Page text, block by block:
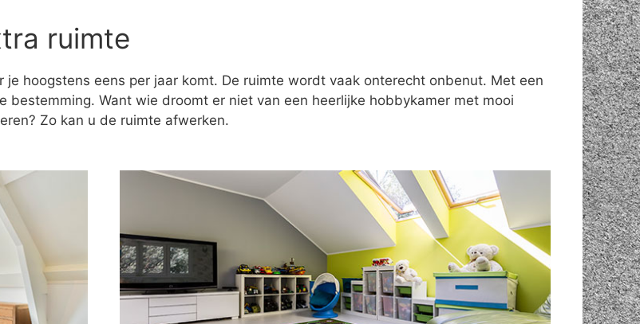
ruimte
hoogstens eens per jaar komt. De ruimte wordt vaak onterecht onbenut. Met een
Want wie droomt er niet van een heerlijke hobbykamer met mooi
Zo kan u de ruimte afwerken.